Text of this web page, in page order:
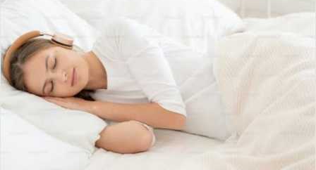
n
e
m
i